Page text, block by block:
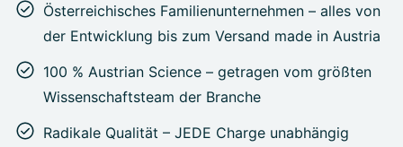
Österreichisches Familienunternehmen – alles von
der Entwicklung bis zum Versand made in Austria
100 % Austrian Science – getragen vom größten
Wissenschaftsteam der Branche
Radikale Qualität – JEDE Charge unabhängig